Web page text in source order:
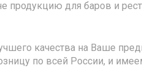
продукцию для баров и
качества на Ваше
по всей России, и